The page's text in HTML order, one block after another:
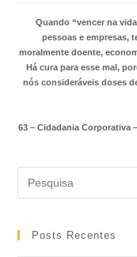
Quando “vencer na
pessoas e empresas,
moralmente doente,
Há cura para esse mal,
nós consideráveis doses
63 – Cidadania Corporativa
Posts Recentes